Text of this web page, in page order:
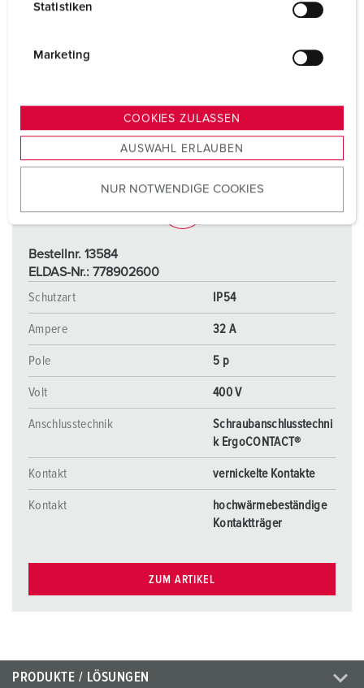
s
u
w
Statistiken
Marketing
COOKIES ZULASSEN
AUSWAHL ERLAUBEN
NUR NOTWENDIGE COOKIES
Bestellnr. 13584
ELDAS-Nr.: 778902600
Schutzart
IP54
Ampere 32 A
Pole 5 p
Volt 400 V
Anschlusstechnik
Schraubanschlusstechni
k ErgoCONTACT®
Kontakt vernickelte Kontakte
Kontakt
hochwärmebeständige
Kontaktträger
ZUM ARTIKEL
PRODUKTE / LÖSUNGEN